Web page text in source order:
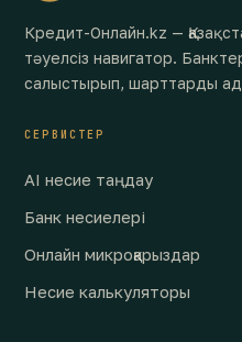
Кредит-Онлайн.kz —
тәуелсіз навигатор.
салыстырып, шарттарды
СЕРВИСТЕР
AI несие таңдау
Банк несиелері
Онлайн микроқарыздар
Несие калькуляторы